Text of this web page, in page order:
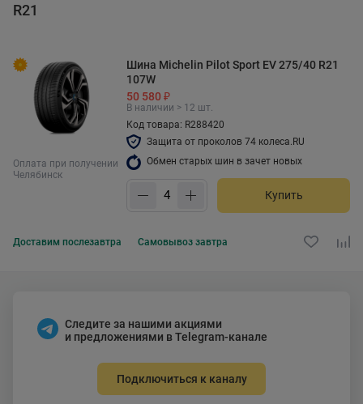
R21
Оплата при получении
Челябинск
Шина Michelin Pilot Sport EV 275/40 R21
107W
50 580 ₽
В наличии > 12 шт.
Код товара: R288420
Защита от проколов 74 колеса.RU
Обмен старых шин в зачет новых
Купить
Доставим послезавтра Самовывоз завтра
Следите за нашими акциями
и предложениями в Telegram-канале
Подключиться к каналу